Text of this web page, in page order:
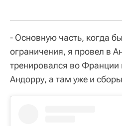
- Основную часть, когда
ограничения, я провел в
тренировался во Франции
Андорру, а там уже и